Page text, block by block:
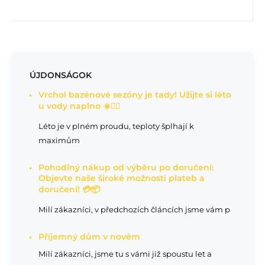
ÚJDONSÁGOK
Vrchol bazénové sezóny je tady! Užijte si léto
u vody naplno ☀️🏊‍♂️
Léto je v plném proudu, teploty šplhají k
maximům
Pohodlný nákup od výběru po doručení:
Objevte naše široké možnosti plateb a
doručení! 💳📦
Milí zákazníci, v předchozích článcích jsme vám p
Příjemný dům v novém
Milí zákazníci, jsme tu s vámi již spoustu let a